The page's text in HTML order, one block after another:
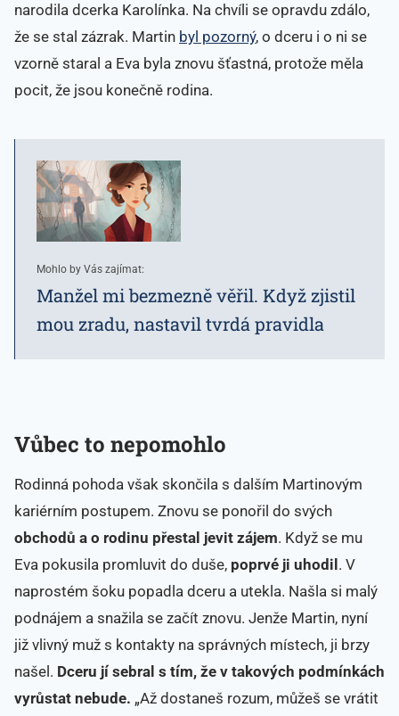
narodila dcerka Karolínka. Na chvíli se opravdu zdálo,
že se stal zázrak. Martin byl pozorný, o dceru i o ni se
vzorně staral a Eva byla znovu šťastná, protože měla
pocit, že jsou konečně rodina.
Mohlo by Vás zajímat:
Manžel mi bezmezně věřil. Když zjistil
mou zradu, nastavil tvrdá pravidla
Vůbec to nepomohlo
Rodinná pohoda však skončila s dalším Martinovým
kariérním postupem. Znovu se ponořil do svých
obchodů a o rodinu přestal jevit zájem. Když se mu
Eva pokusila promluvit do duše, poprvé ji uhodil. V
naprostém šoku popadla dceru a utekla. Našla si malý
podnájem a snažila se začít znovu. Jenže Martin, nyní
již vlivný muž s kontakty na správných místech, ji brzy
našel. Dceru jí sebral s tím, že v takových podmínkách
vyrůstat nebude. „Až dostaneš rozum, můžeš se vrátit